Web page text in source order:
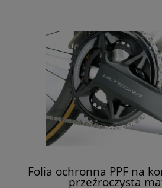
Folia ochronna PPF na
przeźroczysta